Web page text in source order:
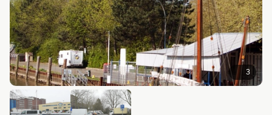
3